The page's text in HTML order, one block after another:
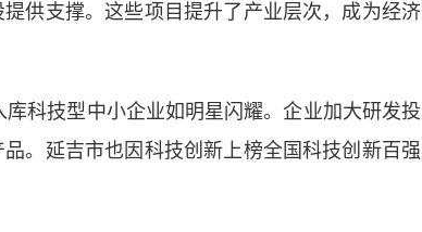
供支撑。这些项目提升了产业层次，成为经济
技型中小企业如明星闪耀。企业加大研发投
。延吉市也因科技创新上榜全国科技创新百强